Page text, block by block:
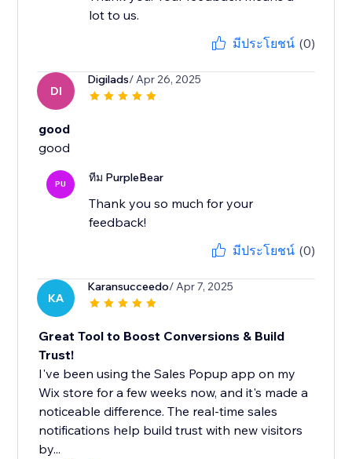
lot to us.
มีประโยชน์ (0)
DI
Digilads/ Apr 26, 2025
good
good
PU ทีม PurpleBear
Thank you so much for your
feedback!
มีประโยชน์ (0)
KA
Karansucceedo/ Apr 7, 2025
Great Tool to Boost Conversions & Build
Trust!
I've been using the Sales Popup app on my
Wix store for a few weeks now, and it's made a
noticeable difference. The real-time sales
notifications help build trust with new visitors
by...